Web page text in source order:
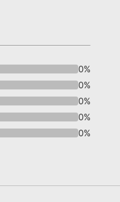
0%
0%
0%
0%
0%